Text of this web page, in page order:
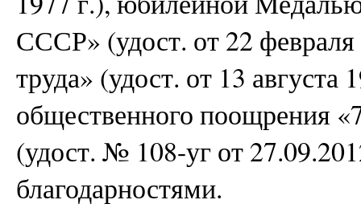
СССР» (удост. от 22
труда» (удост. от 13 августа
общественного поощрения
(удост. № 108-уг от
благодарностями.